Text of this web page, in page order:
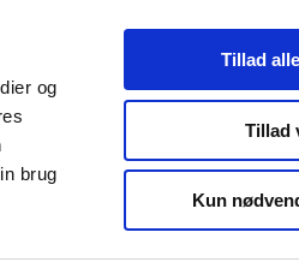
og
brug
Tillad
Tillad
Kun
Særlige
produktområder